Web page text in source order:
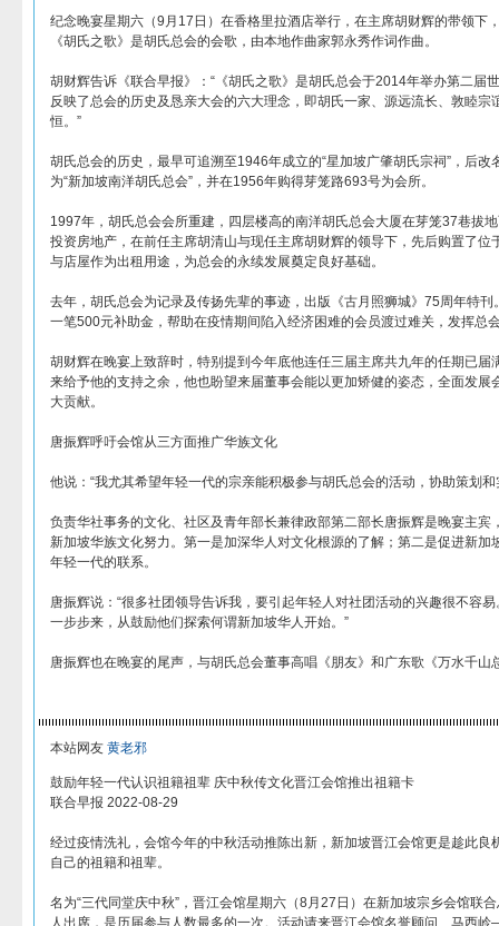
纪念晚宴星期六（9月17日）在香格里拉酒店举行，在主席胡财辉的带领下
《胡氏之歌》是胡氏总会的会歌，由本地作曲家郭永秀作词作曲。
胡财辉告诉《联合早报》：“《胡氏之歌》是胡氏总会于2014年举办第二届
反映了总会的历史及恳亲大会的六大理念，即胡氏一家、源远流长、敦睦宗
恒。”
胡氏总会的历史，最早可追溯至1946年成立的“星加坡广肇胡氏宗祠”，后改
为“新加坡南洋胡氏总会”，并在1956年购得芽笼路693号为会所。
1997年，胡氏总会会所重建，四层楼高的南洋胡氏总会大厦在芽笼37巷拔
投资房地产，在前任主席胡清山与现任主席胡财辉的领导下，先后购置了位
与店屋作为出租用途，为总会的永续发展奠定良好基础。
去年，胡氏总会为记录及传扬先辈的事迹，出版《古月照狮城》75周年特
一笔500元补助金，帮助在疫情期间陷入经济困难的会员渡过难关，发挥总
胡财辉在晚宴上致辞时，特别提到今年底他连任三届主席共九年的任期已届
来给予他的支持之余，他也盼望来届董事会能以更加矫健的姿态，全面发展
大贡献。
唐振辉呼吁会馆从三方面推广华族文化
他说：“我尤其希望年轻一代的宗亲能积极参与胡氏总会的活动，协助策划和
负责华社事务的文化、社区及青年部长兼律政部第二部长唐振辉是晚宴主宾
新加坡华族文化努力。第一是加深华人对文化根源的了解；第二是促进新加
年轻一代的联系。
唐振辉说：“很多社团领导告诉我，要引起年轻人对社团活动的兴趣很不容
一步步来，从鼓励他们探索何谓新加坡华人开始。”
唐振辉也在晚宴的尾声，与胡氏总会董事高唱《朋友》和广东歌《万水千山
本站网友 黄老邪
鼓励年轻一代认识祖籍祖辈 庆中秋传文化晋江会馆推出祖籍卡
联合早报 2022-08-29
经过疫情洗礼，会馆今年的中秋活动推陈出新，新加坡晋江会馆更是趁此良
自己的祖籍和祖辈。
名为“三代同堂庆中秋”，晋江会馆星期六（8月27日）在新加坡宗乡会馆联
人出席，是历届参与人数最多的一次。活动请来晋江会馆名誉顾问、马西